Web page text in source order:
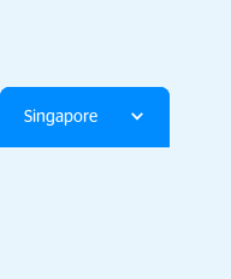
Singapore